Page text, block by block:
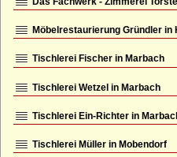
Kleiner
Großer
Kleines
Großes
Möbelrestaurierung Gründler in
Tischlerei Fischer in Marbach
Tischlerei Wetzel in Marbach
Tischlerei Ein-Richter in
Tischlerei Müller in Mobendorf